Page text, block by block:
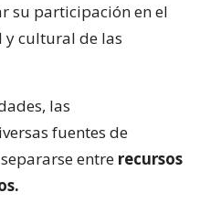
su participación en el
y cultural de las
las
fuentes de
entre recursos